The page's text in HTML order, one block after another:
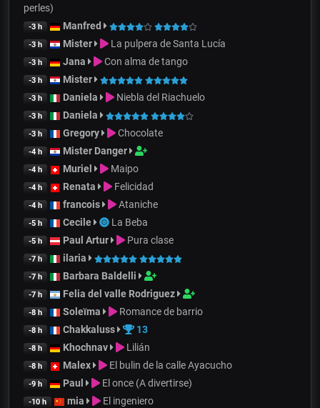
perles)
-3 h Manfred
-3 h Mister La pulpera de Santa Lucía
-3 h Jana Con alma de tango
-3 h Mister
-3 h Daniela Niebla del Riachuelo
-3 h Daniela
-3 h Gregory Chocolate
-4 h Mister Danger
-4 h Muriel Maipo
-4 h Renata Felicidad
-4 h francois Ataniche
-5 h Cecile La Beba
-5 h Paul Artur Pura clase
-7 h ilaria
-7 h Barbara Baldelli
-7 h Felia del valle Rodriguez
-8 h Soleïma Romance de barrio
-8 h Chakkaluss 13
-8 h Khochnav Lilián
-8 h Malex El bulin de la calle Ayacucho
-9 h Paul El once (A divertirse)
-10 h mia El ingeniero